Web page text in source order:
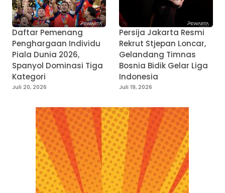
Daftar Pemenang
Penghargaan Individu
Piala Dunia 2026,
Spanyol Dominasi Tiga
Kategori
Juli 20, 2026
Persija Jakarta Resmi
Rekrut Stjepan Loncar,
Gelandang Timnas
Bosnia Bidik Gelar Liga
Indonesia
Juli 19, 2026